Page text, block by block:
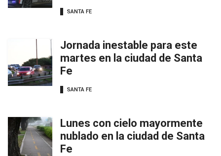
SANTA FE
Jornada inestable para este
martes en la ciudad de Santa
Fe
SANTA FE
Lunes con cielo mayormente
nublado en la ciudad de Santa
Fe